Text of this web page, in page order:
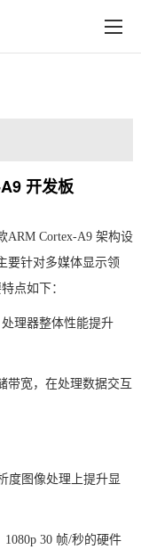
在线购买
开发板
ARM Cortex-A9 架构设
要针对多媒体显示领
点如下：
处理器整体性能提升
带宽，在处理数据交互
度图像处理上提升显
30 帧/秒的硬件